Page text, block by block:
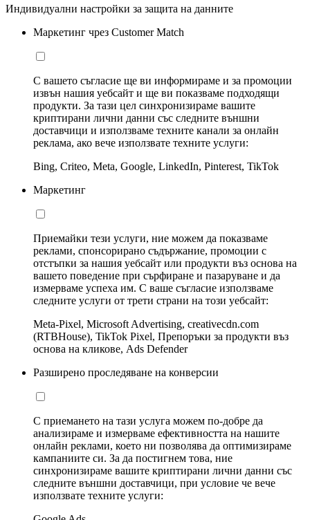
Индивидуални настройки за защита на данните
Маркетинг чрез Customer Match
С вашето съгласие ще ви информираме и за промоции
извън нашия уебсайт и ще ви показваме подходящи
продукти. За тази цел синхронизираме вашите
криптирани лични данни със следните външни
доставчици и използваме техните канали за онлайн
реклама, ако вече използвате техните услуги:
Bing, Criteo, Meta, Google, LinkedIn, Pinterest, TikTok
Маркетинг
Приемайки тези услуги, ние можем да показваме
реклами, спонсорирано съдържание, промоции с
отстъпки за нашия уебсайт или продукти въз основа на
вашето поведение при сърфиране и пазаруване и да
измерваме успеха им. С ваше съгласие използваме
следните услуги от трети страни на този уебсайт:
Meta-Pixel, Microsoft Advertising, creativecdn.com
(RTBHouse), TikTok Pixel, Препоръки за продукти въз
основа на кликове, Ads Defender
Разширено проследяване на конверсии
С приемането на тази услуга можем по-добре да
анализираме и измерваме ефективността на нашите
онлайн реклами, което ни позволява да оптимизираме
кампаниите си. За да постигнем това, ние
синхронизираме вашите криптирани лични данни със
следните външни доставчици, при условие че вече
използвате техните услуги: